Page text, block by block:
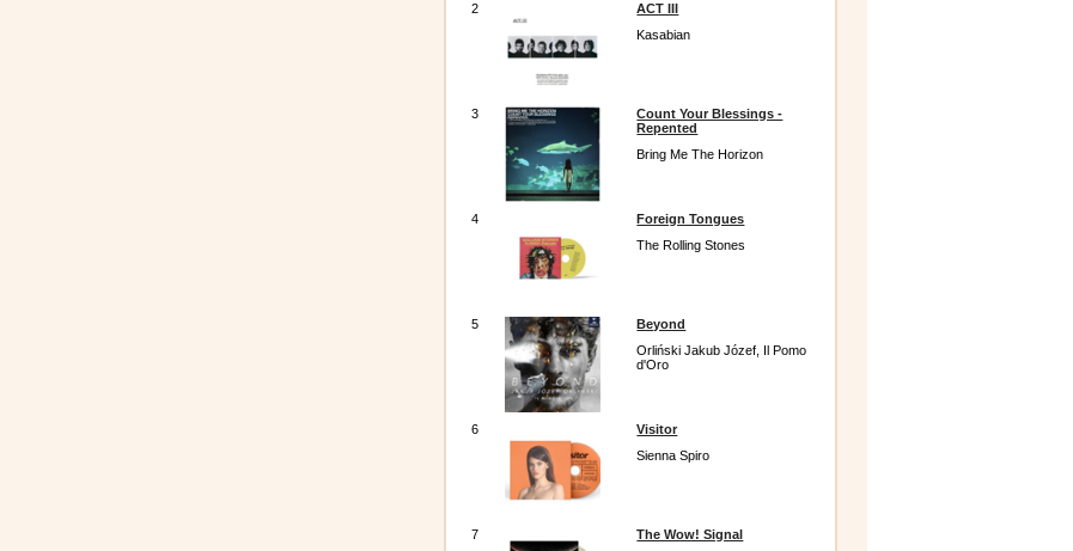
2
ACT III
Kasabian
3
Count Your Blessings -
Repented
Bring Me The Horizon
4
Foreign Tongues
The Rolling Stones
5
Beyond
Orliński Jakub Józef, Il Pomo
d'Oro
6
Visitor
Sienna Spiro
7
The Wow! Signal